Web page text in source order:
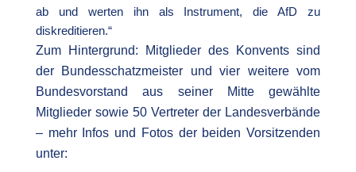
ab und werten ihn als Instrument, die AfD zu
diskreditieren.“
Zum Hintergrund: Mitglieder des Konvents sind
der Bundesschatzmeister und vier weitere vom
Bundesvorstand aus seiner Mitte gewählte
Mitglieder sowie 50 Vertreter der Landesverbände
– mehr Infos und Fotos der beiden Vorsitzenden
unter: